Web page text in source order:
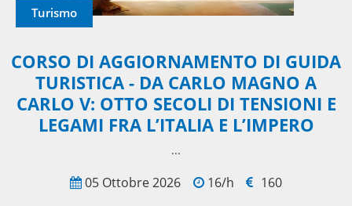
Turismo
CORSO DI AGGIORNAMENTO DI GUIDA
TURISTICA - DA CARLO MAGNO A
CARLO V: OTTO SECOLI DI TENSIONI E
LEGAMI FRA L’ITALIA E L’IMPERO
...
05 Ottobre 2026 16/h 160